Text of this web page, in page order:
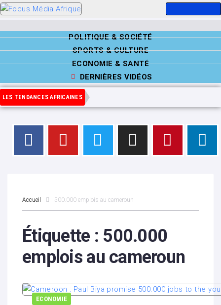
POLITIQUE & SOCIÉTÉ
SPORTS & CULTURE
ECONOMIE & SANTÉ
DERNIÈRES VIDÉOS
LES TENDANCES AFRICAINES
Accueil 500.000 emplois au cameroun
Étiquette : 500.000
emplois au cameroun
ECONOMIE